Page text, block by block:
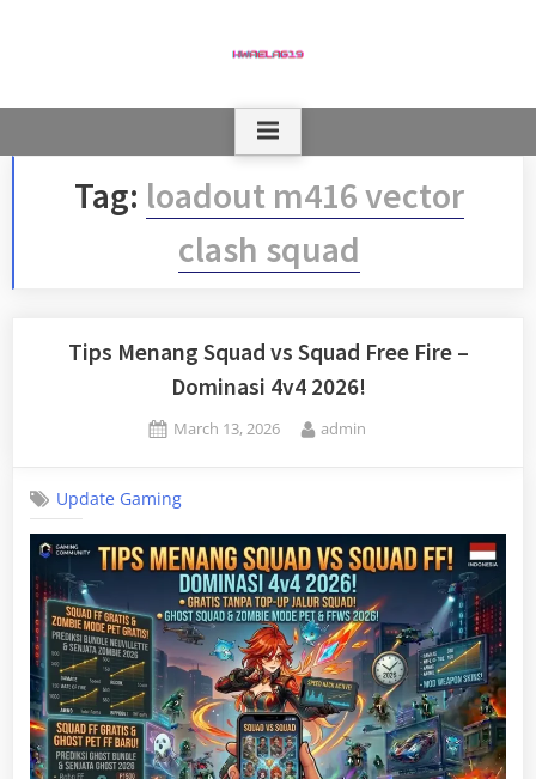
Tag: loadout m416 vector
clash squad
Tips Menang Squad vs Squad Free Fire –
Dominasi 4v4 2026!
Posted
March 13, 2026 By
admin
Update Gaming